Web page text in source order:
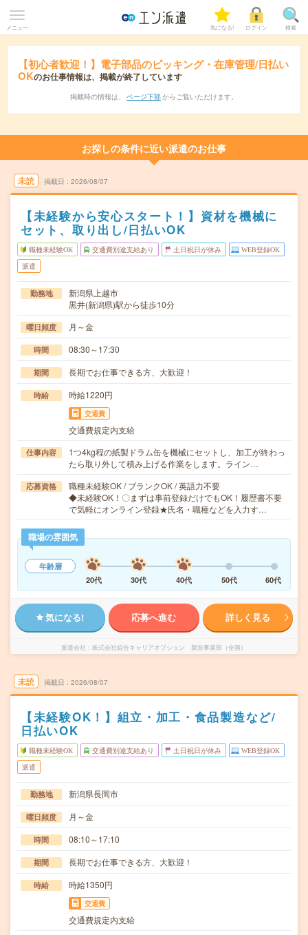
メニュー 気になる! ログイン 検索
【初心者歓迎！】電子部品のピッキング・在庫管理/日払い
OKのお仕事情報は、掲載が終了しています
掲載時の情報は、 ページ下部 からご覧いただけます。
お探しの条件に近い派遣のお仕事
未読 掲載日 2026/08/07
【未経験から安心スタート！】資材を機械に
セット、取り出し/日払いOK
職種未経験OK 交通費別途支給あり 土日祝日が休み WEB登録OK
派遣
勤務地
新潟県上越市
黒井(新潟県)駅から徒歩10分
曜日頻度 月～金
時間 08:30～17:30
期間 長期でお仕事できる方、大歓迎！
時給 時給1220円
交通費
交通費規定内支給
仕事内容
1つ4kg程の紙製ドラム缶を機械にセットし、加工が終わっ
たら取り外して積み上げる作業をします。ライン…
応募資格
職種未経験OK / ブランクOK / 英語力不要
◆未経験OK！〇まずは事前登録だけでもOK！履歴書不要
で気軽にオンライン登録★氏名・職種などを入力す…
職場の雰囲気
年齢層
20代
30代 40代 50代 60代
気になる! 応募へ進む 詳しく見る
派遣会社 株式会社綜合キャリアオプション 製造事業部（全国）
未読 掲載日 2026/08/07
【未経験OK！】組立・加工・食品製造など/
日払いOK
職種未経験OK 交通費別途支給あり 土日祝日が休み WEB登録OK
派遣
勤務地 新潟県長岡市
曜日頻度 月～金
時間 08:10～17:10
期間 長期でお仕事できる方、大歓迎！
時給 時給1350円
交通費
交通費規定内支給